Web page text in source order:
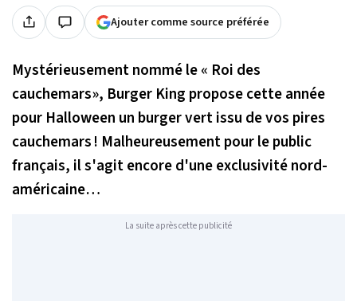
Ajouter comme source préférée
Mystérieusement nommé le « Roi des
cauchemars», Burger King propose cette année
pour Halloween un burger vert issu de vos pires
cauchemars ! Malheureusement pour le public
français, il s'agit encore d'une exclusivité nord-
américaine…
La suite après cette publicité